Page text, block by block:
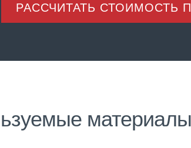
РАССЧИТАТЬ СТОИМОСТЬ
материалы